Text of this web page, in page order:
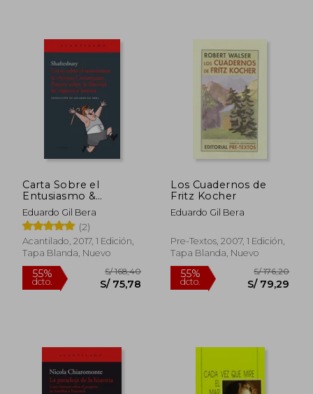
55% 55%
Carta Sobre el
Entusiasmo &
«Sensus Communis».
Eduardo Gil Bera
(2)
Acantilado, 2017, 1 Edición,
Tapa Blanda, Nuevo
Los Cuadernos de
Fritz Kocher
Eduardo Gil Bera
Pre-Textos, 2007, 1 Edición,
Tapa Blanda, Nuevo